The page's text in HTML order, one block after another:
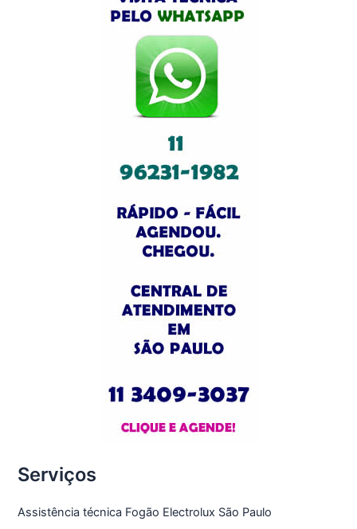
Serviços
Assistência técnica Fogão Electrolux São Paulo